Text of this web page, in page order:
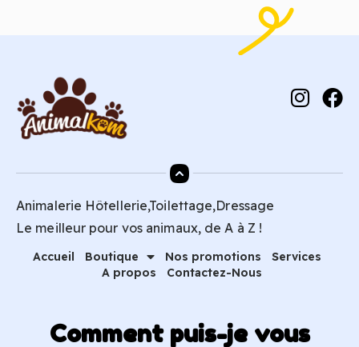
Animalerie Hôtellerie,Toilettage,Dressage
Le meilleur pour vos animaux, de A à Z !
Accueil Boutique Nos promotions
Services
A propos
Contactez-Nous
Comment puis-je vous